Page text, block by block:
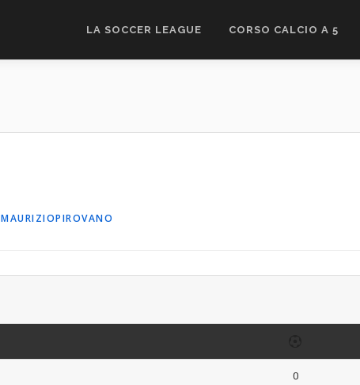
LA SOCCER LEAGUE CORSO CALCIO A 5
MAURIZIOPIROVANO
0